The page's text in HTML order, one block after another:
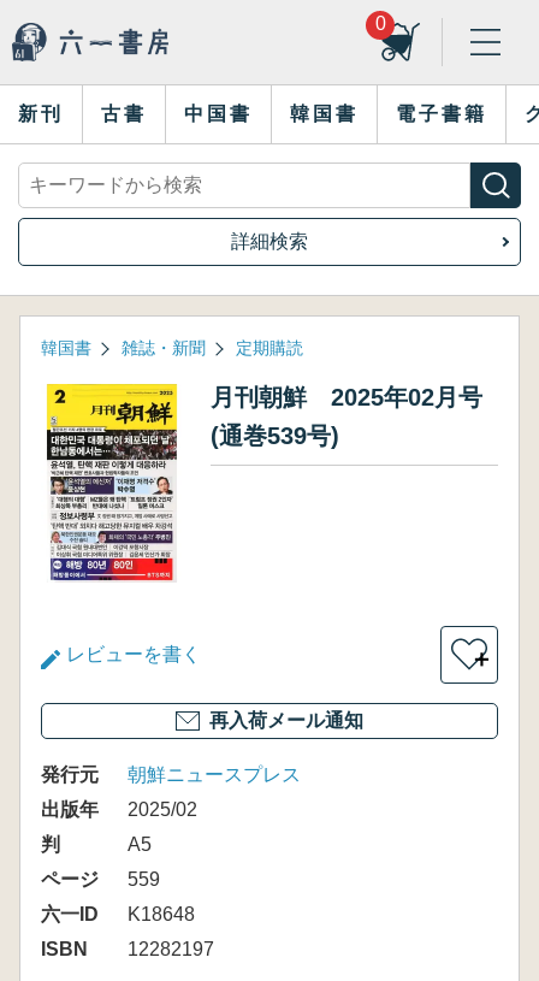
0
新刊 古書 中国書 韓国書 電子書籍
詳細検索
韓国書 雑誌・新聞 定期購読
月刊朝鮮 2025年02月号
(通巻539号)
レビューを書く ＋
再入荷メール通知
発行元
朝鮮ニュースプレス
出版年
2025/02
判
A5
ページ
559
六一ID
K18648
ISBN
12282197